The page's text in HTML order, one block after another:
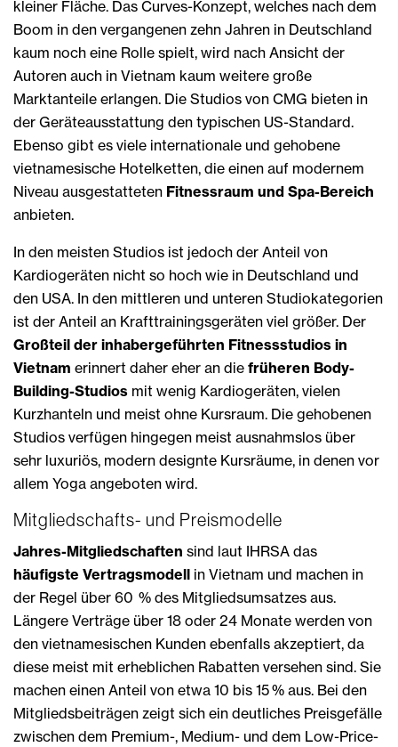
kleiner Fläche. Das Curves-Konzept, welches nach dem
Boom in den vergangenen zehn Jahren in Deutschland
kaum noch eine Rolle spielt, wird nach Ansicht der
Autoren auch in Vietnam kaum weitere große
Marktanteile erlangen. Die Studios von CMG bieten in
der Geräteausstattung den typischen US-Standard.
Ebenso gibt es viele internationale und gehobene
vietnamesische Hotelketten, die einen auf modernem
Niveau ausgestatteten Fitnessraum und Spa-Bereich
anbieten.
In den meisten Studios ist jedoch der Anteil von
Kardiogeräten nicht so hoch wie in Deutschland und
den USA. In den mittleren und unteren Studiokategorien
ist der Anteil an Krafttrainingsgeräten viel größer. Der
Großteil der inhabergeführten Fitnessstudios in
Vietnam erinnert daher eher an die früheren Body-
Building-Studios mit wenig Kardiogeräten, vielen
Kurzhanteln und meist ohne Kursraum. Die gehobenen
Studios verfügen hingegen meist ausnahmslos über
sehr luxuriös, modern designte Kursräume, in denen vor
allem Yoga angeboten wird.
Mitgliedschafts- und Preismodelle
Jahres-Mitgliedschaften sind laut IHRSA das
häufigste Vertragsmodell in Vietnam und machen in
der Regel über 60 % des Mitgliedsumsatzes aus.
Längere Verträge über 18 oder 24 Monate werden von
den vietnamesischen Kunden ebenfalls akzeptiert, da
diese meist mit erheblichen Rabatten versehen sind. Sie
machen einen Anteil von etwa 10 bis 15 % aus. Bei den
Mitgliedsbeiträgen zeigt sich ein deutliches Preisgefälle
zwischen dem Premium-, Medium- und dem Low-Price-